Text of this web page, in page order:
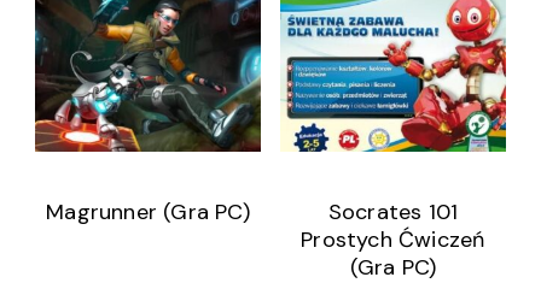
Magrunner (Gra PC)
Socrates 101
Prostych Ćwiczeń
(Gra PC)